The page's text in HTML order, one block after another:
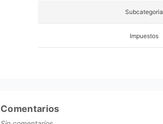
Subcategoria
Impuestos
Comentarios